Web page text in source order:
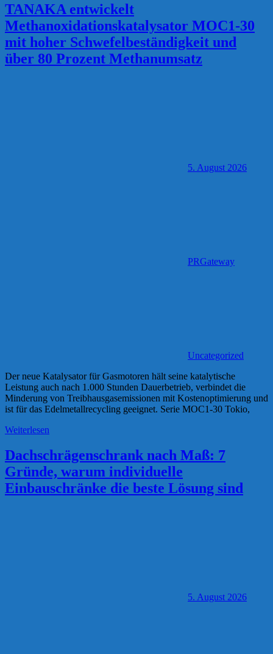
TANAKA entwickelt
Methanoxidationskatalysator MOC1-30
mit hoher Schwefelbeständigkeit und
über 80 Prozent Methanumsatz
5. August 2026
PRGateway
Uncategorized
Der neue Katalysator für Gasmotoren hält seine katalytische
Leistung auch nach 1.000 Stunden Dauerbetrieb, verbindet die
Minderung von Treibhausgasemissionen mit Kostenoptimierung und
ist für das Edelmetallrecycling geeignet. Serie MOC1-30 Tokio,
Weiterlesen
Dachschrägenschrank nach Maß: 7
Gründe, warum individuelle
Einbauschränke die beste Lösung sind
5. August 2026